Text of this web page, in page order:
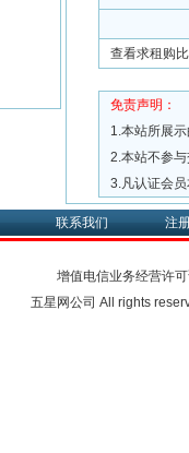
查看求租购
免责声明：
1.本站所展
2.本站不参
3.凡认证会
联系我们 注
增值电信业务经营许
五星网公司 All rights